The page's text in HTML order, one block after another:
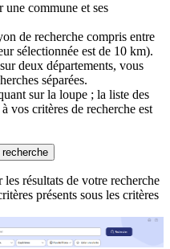
une commune et ses
de recherche compris entre
sélectionnée est de 10 km).
deux départements, vous
séparées.
sur la loupe ; la liste des
vos critères de recherche est
résultats de votre recherche
présents sous les critères